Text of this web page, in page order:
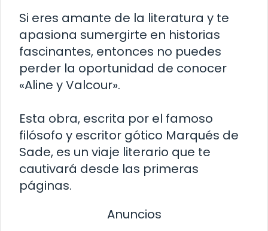
Si eres amante de la literatura y te
apasiona sumergirte en historias
fascinantes, entonces no puedes
perder la oportunidad de conocer
«Aline y Valcour».
Esta obra, escrita por el famoso
filósofo y escritor gótico Marqués de
Sade, es un viaje literario que te
cautivará desde las primeras
páginas.
Anuncios